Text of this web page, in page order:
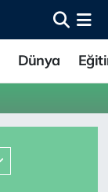
Dünya